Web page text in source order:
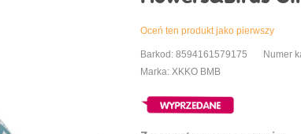
Oceń ten produkt jako pierwszy
Barkod: 8594161579175
Numer
Marka: XKKO BMB